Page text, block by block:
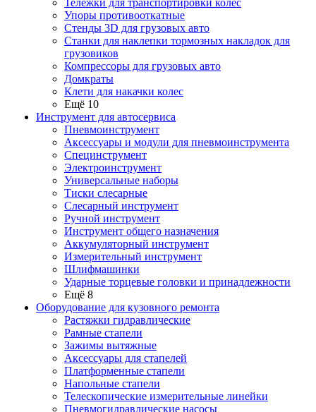
Тележки для транспортировки колес
Упоры противооткатные
Стенды 3D для грузовых авто
Станки для наклепки тормозных накладок для
грузовиков
Компрессоры для грузовых авто
Домкраты
Клети для накачки колес
Ещё 10
Инструмент для автосервиса
Пневмоинструмент
Аксессуары и модули для пневмоинструмента
Специнструмент
Электроинструмент
Универсальные наборы
Тиски слесарные
Слесарный инструмент
Ручной инструмент
Инструмент общего назначения
Аккумуляторный инструмент
Измерительный инструмент
Шлифмашинки
Ударные торцевые головки и принадлежности
Ещё 8
Оборудование для кузовного ремонта
Растяжки гидравлические
Рамные стапели
Зажимы вытяжные
Аксессуары для стапелей
Платформенные стапели
Напольные стапели
Телескопические измерительные линейки
Пневмогидравлические насосы